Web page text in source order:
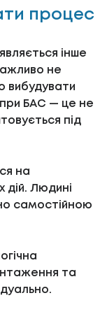
процес
інше
не
вибудувати
при БАС — це не
під
на
дій. Людині
самостійною
та